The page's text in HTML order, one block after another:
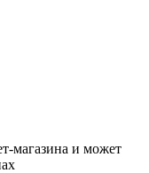
магазина и может